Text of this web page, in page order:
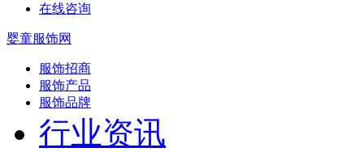
在线咨询
婴童服饰网
服饰招商
服饰产品
服饰品牌
行业资讯